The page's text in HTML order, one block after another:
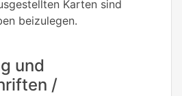
Karten sind
beizulegen.
und
/